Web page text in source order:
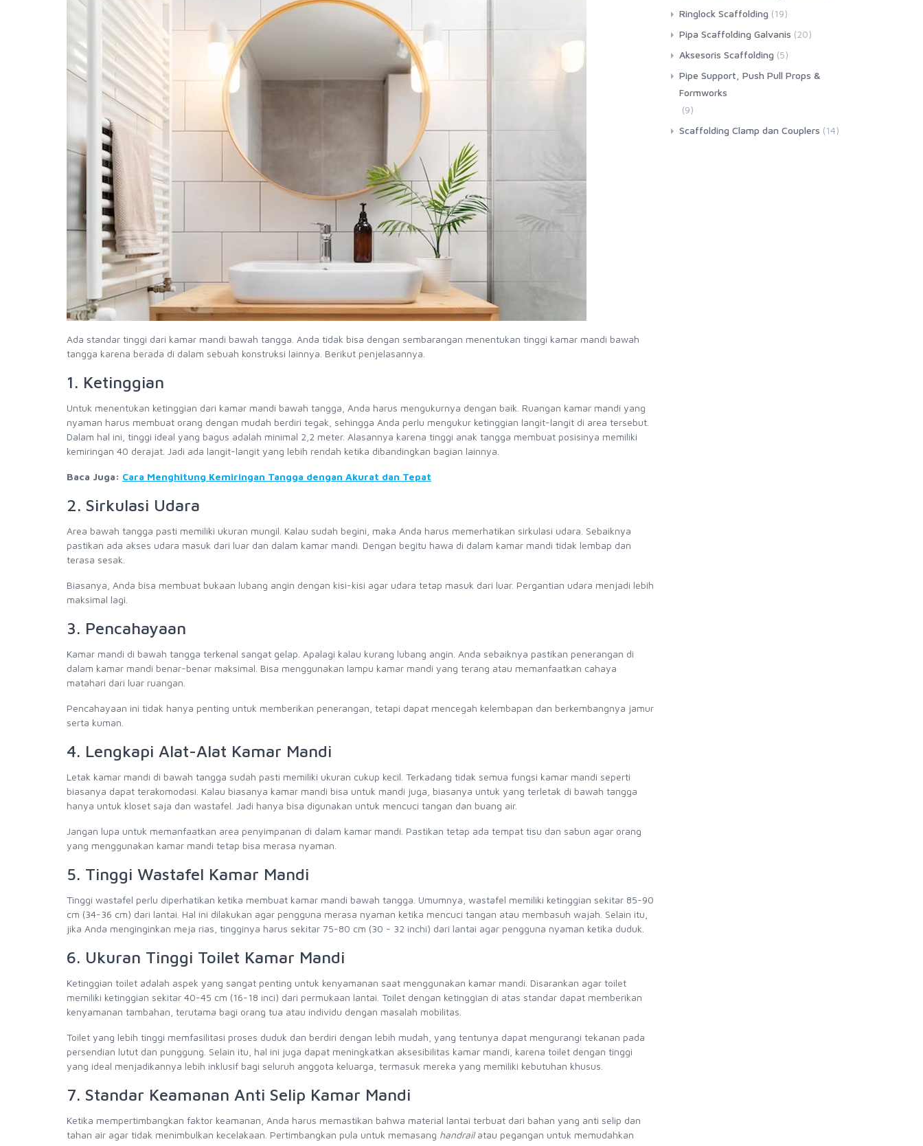
Ada standar tinggi dari kamar mandi bawah tangga. Anda tidak bisa dengan sembarangan menentukan tinggi kamar mandi bawah
tangga karena berada di dalam sebuah konstruksi lainnya. Berikut penjelasannya.
1. Ketinggian
Untuk menentukan ketinggian dari kamar mandi bawah tangga, Anda harus mengukurnya dengan baik. Ruangan kamar mandi yang
nyaman harus membuat orang dengan mudah berdiri tegak, sehingga Anda perlu mengukur ketinggian langit-langit di area tersebut.
Dalam hal ini, tinggi ideal yang bagus adalah minimal 2,2 meter. Alasannya karena tinggi anak tangga membuat posisinya memiliki
kemiringan 40 derajat. Jadi ada langit-langit yang lebih rendah ketika dibandingkan bagian lainnya.
Baca Juga: Cara Menghitung Kemiringan Tangga dengan Akurat dan Tepat
2. Sirkulasi Udara
Area bawah tangga pasti memiliki ukuran mungil. Kalau sudah begini, maka Anda harus memerhatikan sirkulasi udara. Sebaiknya
pastikan ada akses udara masuk dari luar dan dalam kamar mandi. Dengan begitu hawa di dalam kamar mandi tidak lembap dan
terasa sesak.
Biasanya, Anda bisa membuat bukaan lubang angin dengan kisi-kisi agar udara tetap masuk dari luar. Pergantian udara menjadi lebih
maksimal lagi.
3. Pencahayaan
Kamar mandi di bawah tangga terkenal sangat gelap. Apalagi kalau kurang lubang angin. Anda sebaiknya pastikan penerangan di
dalam kamar mandi benar-benar maksimal. Bisa menggunakan lampu kamar mandi yang terang atau memanfaatkan cahaya
matahari dari luar ruangan.
Pencahayaan ini tidak hanya penting untuk memberikan penerangan, tetapi dapat mencegah kelembapan dan berkembangnya jamur
serta kuman.
4. Lengkapi Alat-Alat Kamar Mandi
Letak kamar mandi di bawah tangga sudah pasti memiliki ukuran cukup kecil. Terkadang tidak semua fungsi kamar mandi seperti
biasanya dapat terakomodasi. Kalau biasanya kamar mandi bisa untuk mandi juga, biasanya untuk yang terletak di bawah tangga
hanya untuk kloset saja dan wastafel. Jadi hanya bisa digunakan untuk mencuci tangan dan buang air.
Jangan lupa untuk memanfaatkan area penyimpanan di dalam kamar mandi. Pastikan tetap ada tempat tisu dan sabun agar orang
yang menggunakan kamar mandi tetap bisa merasa nyaman.
5. Tinggi Wastafel Kamar Mandi
Tinggi wastafel perlu diperhatikan ketika membuat kamar mandi bawah tangga. Umumnya, wastafel memiliki ketinggian sekitar 85-90
cm (34-36 cm) dari lantai. Hal ini dilakukan agar pengguna merasa nyaman ketika mencuci tangan atau membasuh wajah. Selain itu,
jika Anda menginginkan meja rias, tingginya harus sekitar 75-80 cm (30 - 32 inchi) dari lantai agar pengguna nyaman ketika duduk.
6. Ukuran Tinggi Toilet Kamar Mandi
Ketinggian toilet adalah aspek yang sangat penting untuk kenyamanan saat menggunakan kamar mandi. Disarankan agar toilet
memiliki ketinggian sekitar 40-45 cm (16-18 inci) dari permukaan lantai. Toilet dengan ketinggian di atas standar dapat memberikan
kenyamanan tambahan, terutama bagi orang tua atau individu dengan masalah mobilitas.
Toilet yang lebih tinggi memfasilitasi proses duduk dan berdiri dengan lebih mudah, yang tentunya dapat mengurangi tekanan pada
persendian lutut dan punggung. Selain itu, hal ini juga dapat meningkatkan aksesibilitas kamar mandi, karena toilet dengan tinggi
yang ideal menjadikannya lebih inklusif bagi seluruh anggota keluarga, termasuk mereka yang memiliki kebutuhan khusus.
7. Standar Keamanan Anti Selip Kamar Mandi
Ketika mempertimbangkan faktor keamanan, Anda harus memastikan bahwa material lantai terbuat dari bahan yang anti selip dan
tahan air agar tidak menimbulkan kecelakaan. Pertimbangkan pula untuk memasang handrailatau pegangan untuk memudahkan
Ringlock Scaffolding (19)
Pipa Scaffolding Galvanis (20)
Aksesoris Scaffolding (5)
Pipe Support, Push Pull Props &
Formworks
(9)
Scaffolding Clamp dan Couplers (14)